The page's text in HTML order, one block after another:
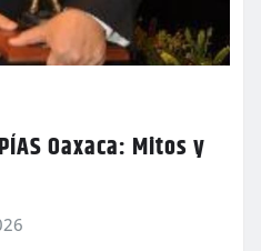
Oaxaca: Mitos y